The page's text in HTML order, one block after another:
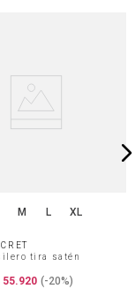
M L XL
tira satén
55.920 (-20%)